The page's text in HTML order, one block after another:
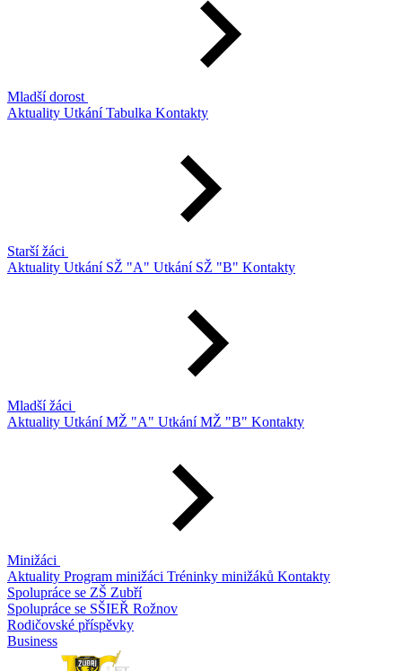
Mladší dorost
Aktuality UtkáníTabulka Kontakty
Starší žáci
Aktuality Utkání SŽ "A" Utkání SŽ "B" Kontakty
Mladší žáci
Aktuality Utkání MŽ "A" Utkání MŽ "B" Kontakty
Minižáci
Aktuality Program minižáci Tréninky minižáků Kontakty
Spolupráce se ZŠ Zubří
Spolupráce se SŠIEŘ Rožnov
Rodičovské příspěvky
Business